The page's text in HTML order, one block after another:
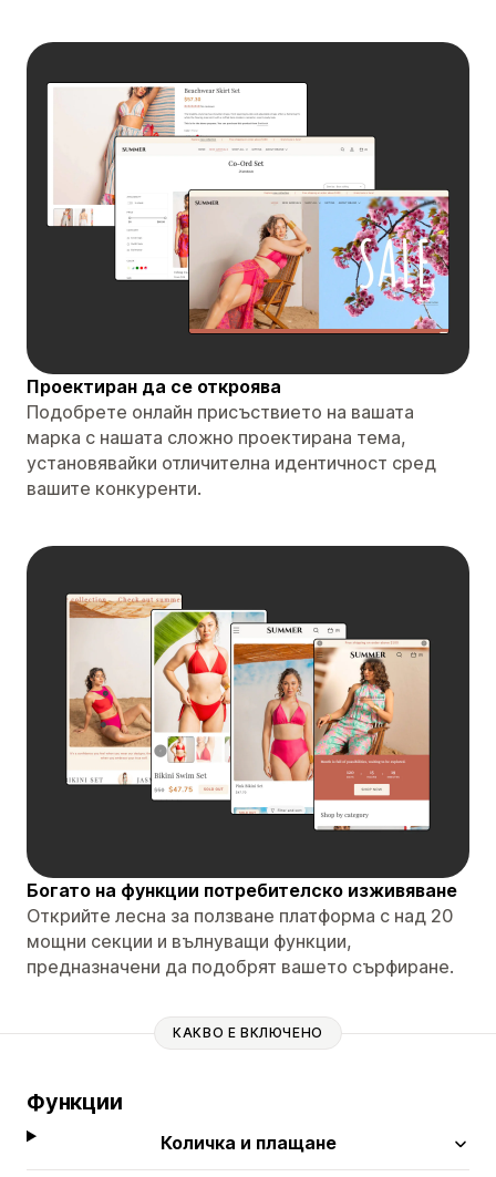
Проектиран да се откроява
Подобрете онлайн присъствието на вашата
марка с нашата сложно проектирана тема,
установявайки отличителна идентичност сред
вашите конкуренти.
Богато на функции потребителско изживяване
Открийте лесна за ползване платформа с над 20
мощни секции и вълнуващи функции,
предназначени да подобрят вашето сърфиране.
КАКВО Е ВКЛЮЧЕНО
Функции
Количка и плащане